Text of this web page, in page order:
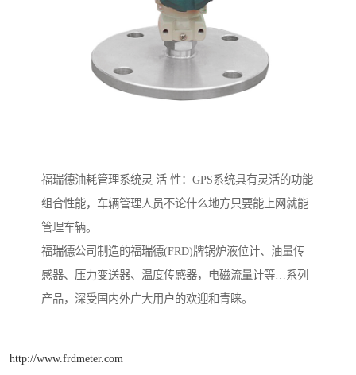
福瑞德油耗管理系统灵 活 性：GPS系统具有灵活的功能
组合性能，车辆管理人员不论什么地方只要能上网就能
管理车辆。
福瑞德公司制造的福瑞德(FRD)牌锅炉液位计、油量传
感器、压力变送器、温度传感器，电磁流量计等…系列
产品，深受国内外广大用户的欢迎和青睐。
http://www.frdmeter.com